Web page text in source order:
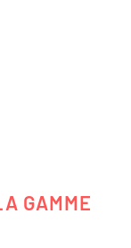
GAMME